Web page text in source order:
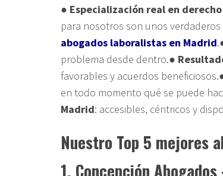
● Especialización real en
para nosotros son unos
abogados laboralistas en Madrid
problema desde dentro.●
favorables y acuerdos
en todo momento qué se puede
Madrid: accesibles, céntricos y
Nuestro Top 5 mejores
1. Concepción